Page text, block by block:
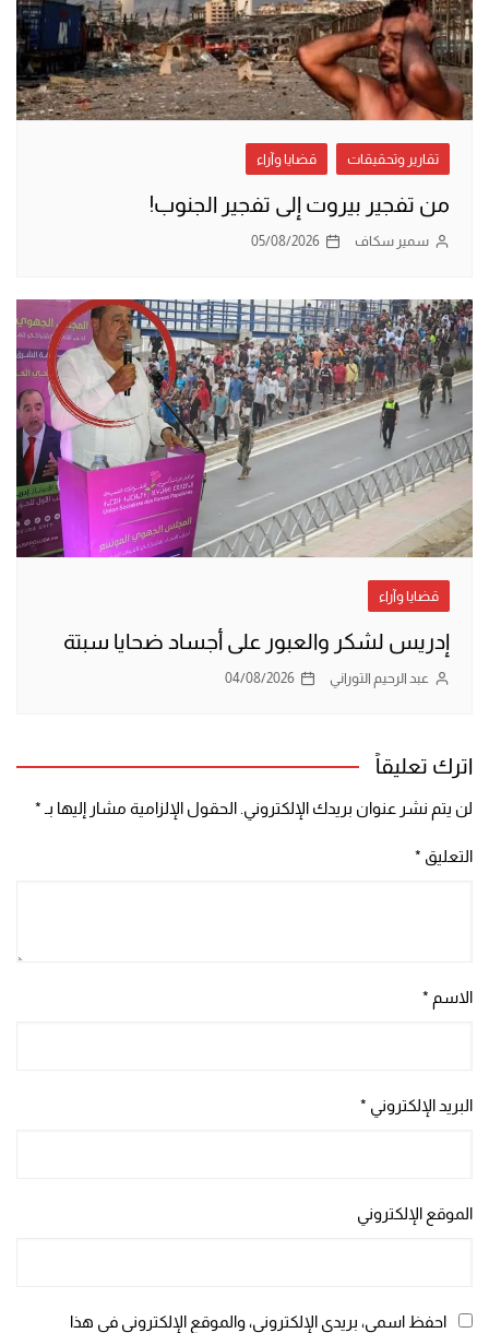
تقارير وتحقيقات قضايا وآراء
من تفجير بيروت إلى تفجير الجنوب!
سمير سكاف 05/08/2026
قضايا وآراء
إدريس لشكر والعبور على أجساد ضحايا سبتة
عبد الرحيم التوراني 04/08/2026
اترك تعليقاً
لن يتم نشر عنوان بريدك الإلكتروني. الحقول الإلزامية مشار إليها بـ *
التعليق *
الاسم *
البريد الإلكتروني *
الموقع الإلكتروني
احفظ اسمي، بريدي الإلكتروني، والموقع الإلكتروني في هذا